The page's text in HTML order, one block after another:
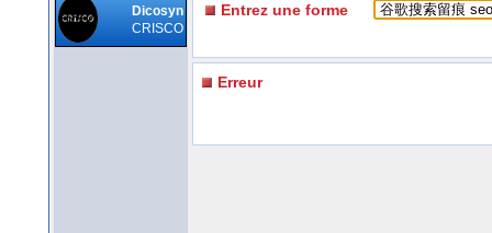
Dicosyn
CRISCO
Entrez une forme
Erreur